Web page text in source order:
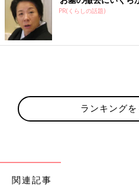
PR(くらしの話題)
ランキング
関連記事